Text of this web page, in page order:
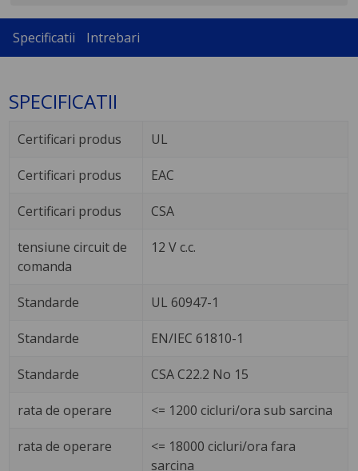
Specificatii Intrebari
SPECIFICATII
Certificari produs UL
Certificari produs EAC
Certificari produs CSA
tensiune circuit de
comanda
12 V c.c.
Standarde UL 60947-1
Standarde EN/IEC 61810-1
Standarde CSA C22.2 No 15
rata de operare <= 1200 cicluri/ora sub sarcina
rata de operare
<= 18000 cicluri/ora fara
sarcina